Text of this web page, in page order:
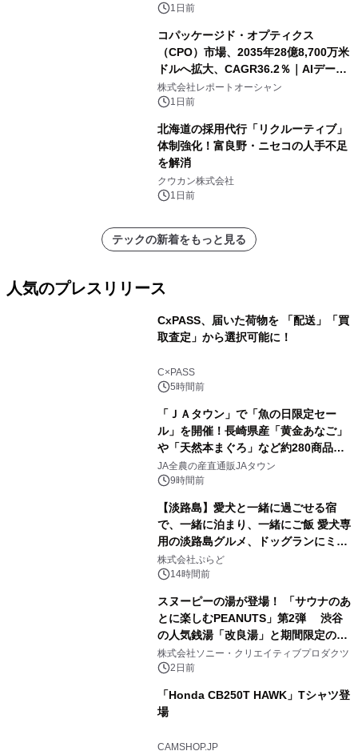
1日前
コパッケージド・オプティクス
（CPO）市場、2035年28億8,700万米
ドルへ拡大、CAGR36.2％｜AIデータ
センター・高速光通信需要が成長を加
速
株式会社レポートオーシャン
1日前
北海道の採用代行「リクルーティブ」
体制強化！富良野・ニセコの人手不足
を解消
クウカン株式会社
1日前
テックの新着をもっと見る
人気のプレスリリース
CxPASS、届いた荷物を 「配送」「買
取査定」から選択可能に！
C×PASS
5時間前
「ＪＡタウン」で「魚の日限定セー
ル」を開催！長崎県産「黄金あなご」
や「天然本まぐろ」など約280商品を
販売！～毎月１０日の定例企画～
JA全農の産直通販JAタウン
9時間前
【淡路島】愛犬と一緒に過ごせる宿
で、一緒に泊まり、一緒にご飯 愛犬専
用の淡路島グルメ、ドッグランにミニ
プール グランピングとトレーラーハウ
スの2施設で
株式会社ぷらど
14時間前
スヌーピーの湯が登場！ 「サウナのあ
とに楽しむPEANUTS」第2弾 渋谷
の人気銭湯「改良湯」と期間限定のコ
ラボレーション サウナイキタイコラ
ボグッズも発売決定！
株式会社ソニー・クリエイティブプロダクツ
2日前
「Honda CB250T HAWK」Tシャツ登
場
CAMSHOP.JP